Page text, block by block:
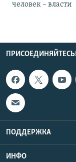
человек – власти
ПРИСОЕДИНЯЙТЕСЬ!
ПОДДЕРЖКА
ИНФО